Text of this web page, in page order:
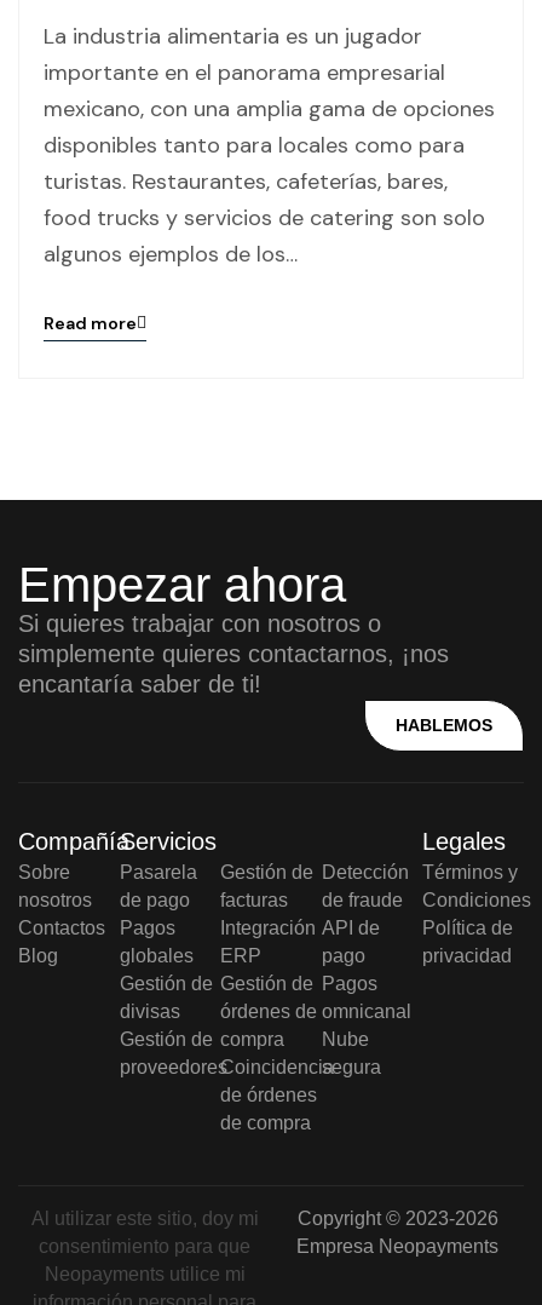
La industria alimentaria es un jugador
importante en el panorama empresarial
mexicano, con una amplia gama de opciones
disponibles tanto para locales como para
turistas. Restaurantes, cafeterías, bares,
food trucks y servicios de catering son solo
algunos ejemplos de los…
Blog
Read more
Empezar ahora
Si quieres trabajar con nosotros o
simplemente quieres contactarnos, ¡nos
encantaría saber de ti!
HABLEMOS
Compañía
Sobre
nosotros
Contactos
Blog
Servicios
Pasarela
de pago
Pagos
globales
Gestión de
divisas
Gestión de
proveedores
Gestión de
facturas
Integración
ERP
Gestión de
órdenes de
compra
Coincidencia
de órdenes
de compra
Detección
de fraude
API de
pago
Pagos
omnicanal
Nube
segura
Legales
Términos y
Condiciones
Política de
privacidad
Copyright © 2023-2026
Empresa Neopayments
Al utilizar este sitio, doy mi
consentimiento para que
Neopayments utilice mi